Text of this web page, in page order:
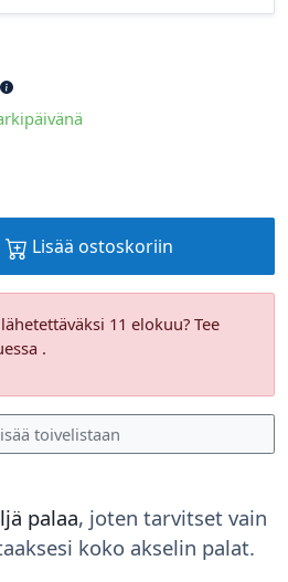
palaa, joten tarvitset vain
koko akselin palat.
Lisää ostoskoriin
11 elokuu? Tee
.
toivelistaan